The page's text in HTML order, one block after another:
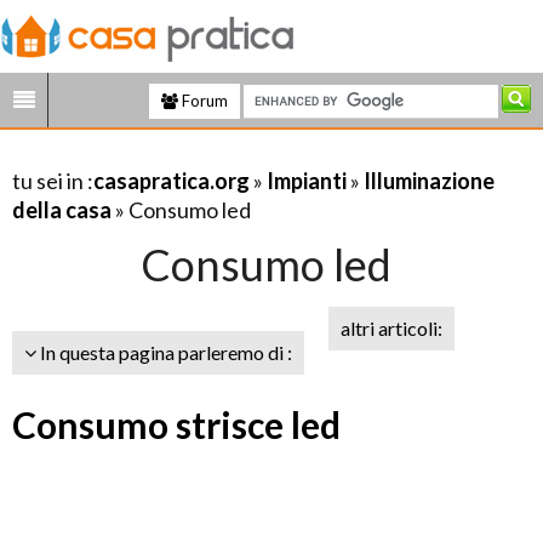
Forum
tu sei in :casapratica.org » Impianti» Illuminazione
della casa » Consumo led
Consumo led
In questa pagina parleremo di :
altri articoli:
Consumo strisce led